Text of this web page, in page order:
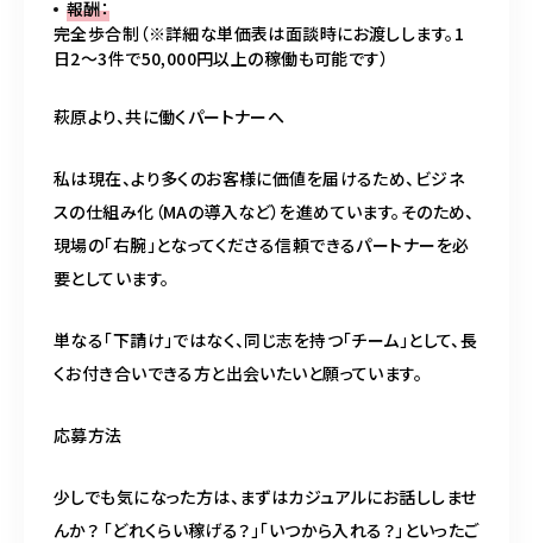
報酬：
完全歩合制（※詳細な単価表は面談時にお渡しします。1
日2〜3件で50,000円以上の稼働も可能です）
萩原より、共に働くパートナーへ
私は現在、より多くのお客様に価値を届けるため、ビジネ
スの仕組み化（MAの導入など）を進めています。そのため、
現場の「右腕」となってくださる信頼できるパートナーを必
要としています。
単なる「下請け」ではなく、同じ志を持つ「チーム」として、長
くお付き合いできる方と出会いたいと願っています。
応募方法
少しでも気になった方は、まずはカジュアルにお話ししませ
んか？ 「どれくらい稼げる？」「いつから入れる？」といったご